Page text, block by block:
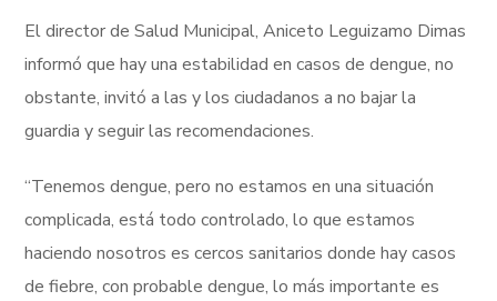
El director de Salud Municipal, Aniceto Leguizamo Dimas
informó que hay una estabilidad en casos de dengue, no
obstante, invitó a las y los ciudadanos a no bajar la
guardia y seguir las recomendaciones.
“Tenemos dengue, pero no estamos en una situación
complicada, está todo controlado, lo que estamos
haciendo nosotros es cercos sanitarios donde hay casos
de fiebre, con probable dengue, lo más importante es